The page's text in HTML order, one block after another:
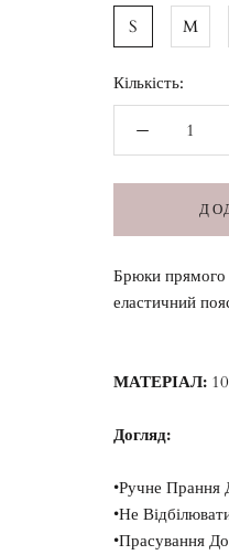
S
M
Кількість:
Брюки
еластичний
МАТЕРІАЛ:
Догляд:
•Ручне Прання
•Не
•Прасування